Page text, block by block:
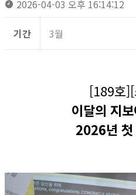
2026-04-03 오후 16:14:12
기간 3월
[189호
이달의 지
2026년 첫